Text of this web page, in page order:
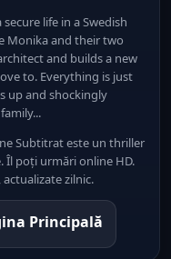
life in a Swedish
Monika and their two
and builds a new
to. Everything is just
up and shockingly
Subtitrat este un thriller
Îl poți urmări online HD.
zilnic.
Principală